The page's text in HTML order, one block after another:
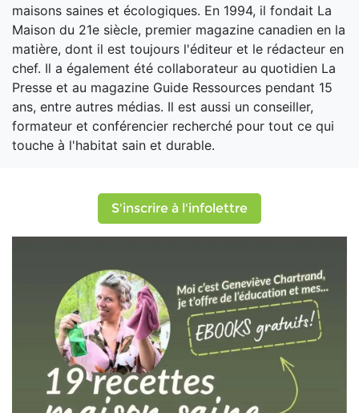
maisons saines et écologiques. En 1994, il fondait La
Maison du 21e siècle, premier magazine canadien en la
matière, dont il est toujours l'éditeur et le rédacteur en
chef. Il a également été collaborateur au quotidien La
Presse et au magazine Guide Ressources pendant 15
ans, entre autres médias. Il est aussi un conseiller,
formateur et conférencier recherché pour tout ce qui
touche à l'habitat sain et durable.
S'inscrire à l'infolettre